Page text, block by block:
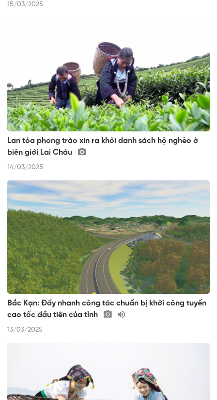
15/03/2025
Lan tỏa phong trào xin ra khỏi danh sách hộ nghèo ở
biên giới Lai Châu
14/03/2025
Bắc Kạn: Đẩy nhanh công tác chuẩn bị khởi công tuyến
cao tốc đầu tiên của tỉnh
13/03/2025